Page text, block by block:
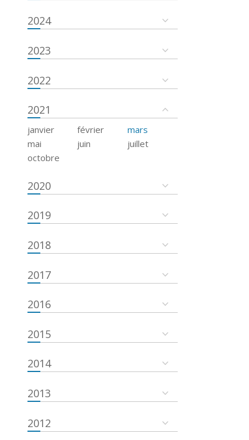
2024
2023
2022
2021
janvier février
mars
mai
juin
juillet
octobre
2020
2019
2018
2017
2016
2015
2014
2013
2012